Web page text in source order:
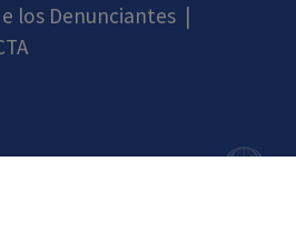
los Denunciantes